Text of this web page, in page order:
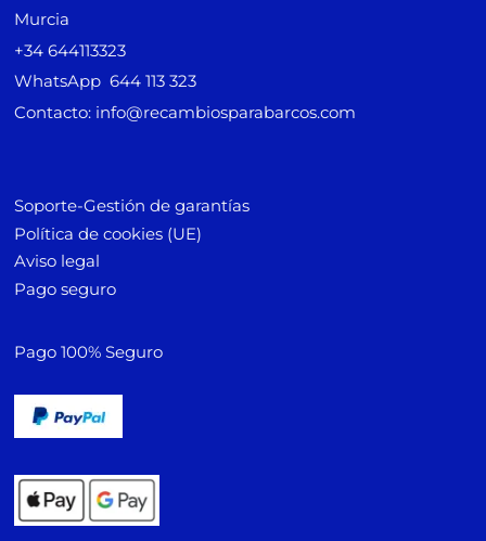
Murcia
+34 644113323
WhatsApp 644 113 323
Contacto: info@recambiosparabarcos.com
Soporte-Gestión de garantías
Política de cookies (UE)
Aviso legal
Pago seguro
Pago 100% Seguro